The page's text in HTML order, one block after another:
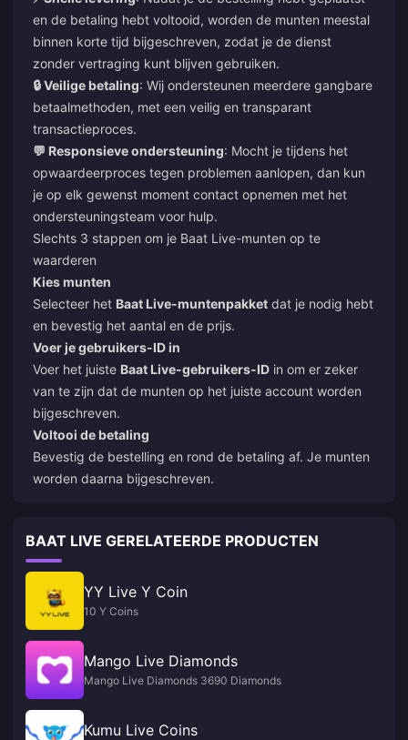
en de betaling hebt voltooid, worden de munten meestal
binnen korte tijd bijgeschreven, zodat je de dienst
zonder vertraging kunt blijven gebruiken.
🔒 Veilige betaling: Wij ondersteunen meerdere gangbare
betaalmethoden, met een veilig en transparant
transactieproces.
💬 Responsieve ondersteuning: Mocht je tijdens het
opwaardeerproces tegen problemen aanlopen, dan kun
je op elk gewenst moment contact opnemen met het
ondersteuningsteam voor hulp.
Slechts 3 stappen om je Baat Live-munten op te
waarderen
Kies munten
Selecteer het Baat Live-muntenpakket dat je nodig hebt
en bevestig het aantal en de prijs.
Voer je gebruikers-ID in
Voer het juiste Baat Live-gebruikers-ID in om er zeker
van te zijn dat de munten op het juiste account worden
bijgeschreven.
Voltooi de betaling
Bevestig de bestelling en rond de betaling af. Je munten
worden daarna bijgeschreven.
BAAT LIVE GERELATEERDE PRODUCTEN
YY Live Y Coin
10 Y Coins
Mango Live Diamonds
Mango Live Diamonds 3690 Diamonds
Kumu Live Coins